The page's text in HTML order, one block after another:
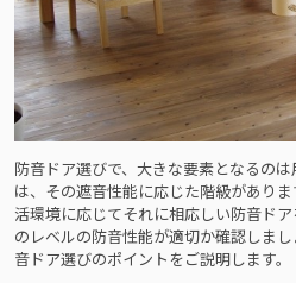
防音ドア選びで、大きな要素となるの
は、その遮音性能に応じた階級があり
活環境に応じてそれに相応しい防音ド
のレベルの防音性能が適切か確認しま
音ドア選びのポイントをご説明します。